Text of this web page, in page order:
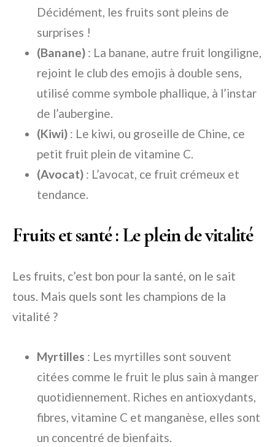
Décidément, les fruits sont pleins de
surprises !
(Banane) : La banane, autre fruit longiligne,
rejoint le club des emojis à double sens,
utilisé comme symbole phallique, à l’instar
de l’aubergine.
(Kiwi) : Le kiwi, ou groseille de Chine, ce
petit fruit plein de vitamine C.
(Avocat) : L’avocat, ce fruit crémeux et
tendance.
Fruits et santé : Le plein de vitalité
Les fruits, c’est bon pour la santé, on le sait
tous. Mais quels sont les champions de la
vitalité ?
Myrtilles : Les myrtilles sont souvent
citées comme le fruit le plus sain à manger
quotidiennement. Riches en antioxydants,
fibres, vitamine C et manganèse, elles sont
un concentré de bienfaits.